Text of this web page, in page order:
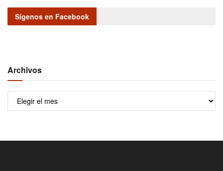
Sígenos en Facebook
Archivos
Archivos